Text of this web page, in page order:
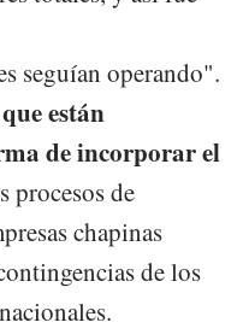
seguían operando".
están
de incorporar el
procesos de
chapinas
de los